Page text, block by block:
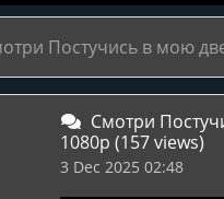
Постучись в мою
Смотри
1080p (157 views)
3 Dec 2025 02:48